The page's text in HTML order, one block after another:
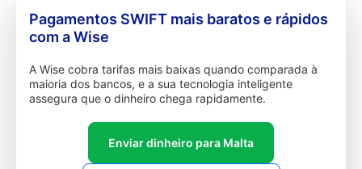
Pagamentos SWIFT mais baratos e rápidos
com a Wise
A Wise cobra tarifas mais baixas quando comparada à
maioria dos bancos, e a sua tecnologia inteligente
assegura que o dinheiro chega rapidamente.
Enviar dinheiro para Malta